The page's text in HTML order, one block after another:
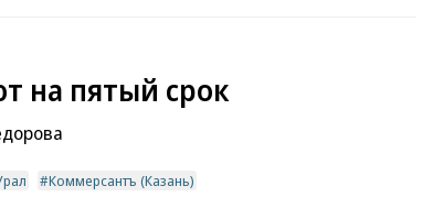
на пятый срок
Коммерсантъ (Казань)